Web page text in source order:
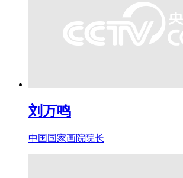
刘万鸣
中国国家画院院长